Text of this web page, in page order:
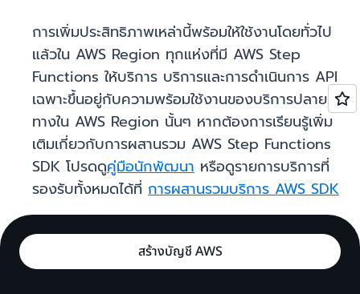
การเพิ่มประสิทธิภาพเหล่านี้พร้อมให้ใช้งานโดยทั่วไป
แล้วใน AWS Region ทุกแห่งที่มี AWS Step
Functions ให้บริการ บริการและการดำเนินการ API
เฉพาะขึ้นอยู่กับความพร้อมใช้งานของบริการปลาย
ทางใน AWS Region นั้นๆ หากต้องการเรียนรู้เพิ่ม
เติมเกี่ยวกับการผสานรวม AWS Step Functions
SDK โปรดดูคู่มือนักพัฒนา หรือดูรายการบริการที่
รองรับทั้งหมดได้ที่ การผสานรวมบริการ AWS SDK
สร้างบัญชี AWS